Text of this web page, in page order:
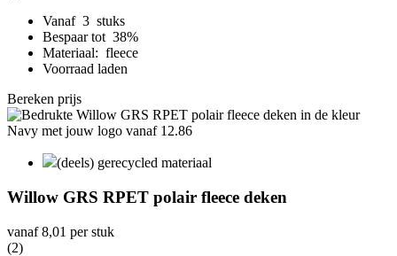
Vanaf 3 stuks
Bespaar tot 38%
Materiaal: fleece
Voorraad laden
Bereken prijs
(deels) gerecycled materiaal
Willow GRS RPET polair fleece deken
vanaf8,01 per stuk
(2)